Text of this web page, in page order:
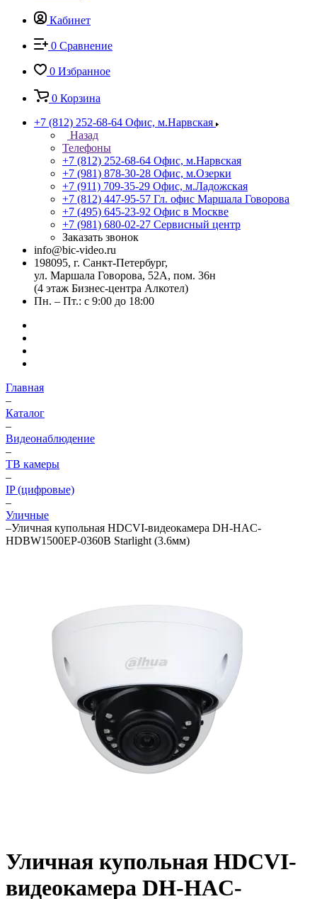
Кабинет
0 Сравнение
0 Избранное
0 Корзина
+7 (812) 252-68-64 Офис, м.Нарвская
Назад
Телефоны
+7 (812) 252-68-64 Офис, м.Нарвская
+7 (981) 878-30-28 Офис, м.Озерки
+7 (911) 709-35-29 Офис, м.Ладожская
+7 (812) 447-95-57 Гл. офис Маршала Говорова
+7 (495) 645-23-92 Офис в Москве
+7 (981) 680-02-27 Сервисный центр
Заказать звонок
info@bic-video.ru
198095, г. Санкт-Петербург,
ул. Маршала Говорова, 52А, пом. 36н
(4 этаж Бизнес-центра Алкотел)
Пн. – Пт.: с 9:00 до 18:00
Главная
–
Каталог
–
Видеонаблюдение
–
ТВ камеры
–
IP (цифровые)
–
Уличные
–Уличная купольная HDCVI-видеокамера DH-HAC-
HDBW1500EP-0360B Starlight (3.6мм)
Уличная купольная HDCVI-
видеокамера DH-HAC-